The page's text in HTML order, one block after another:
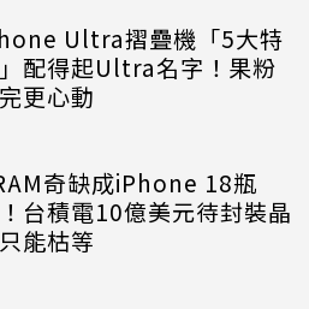
Ultra摺疊機「5大特
配得起Ultra名字！果粉
更心動
奇缺成iPhone 18瓶
台積電10億美元待封裝晶
能枯等